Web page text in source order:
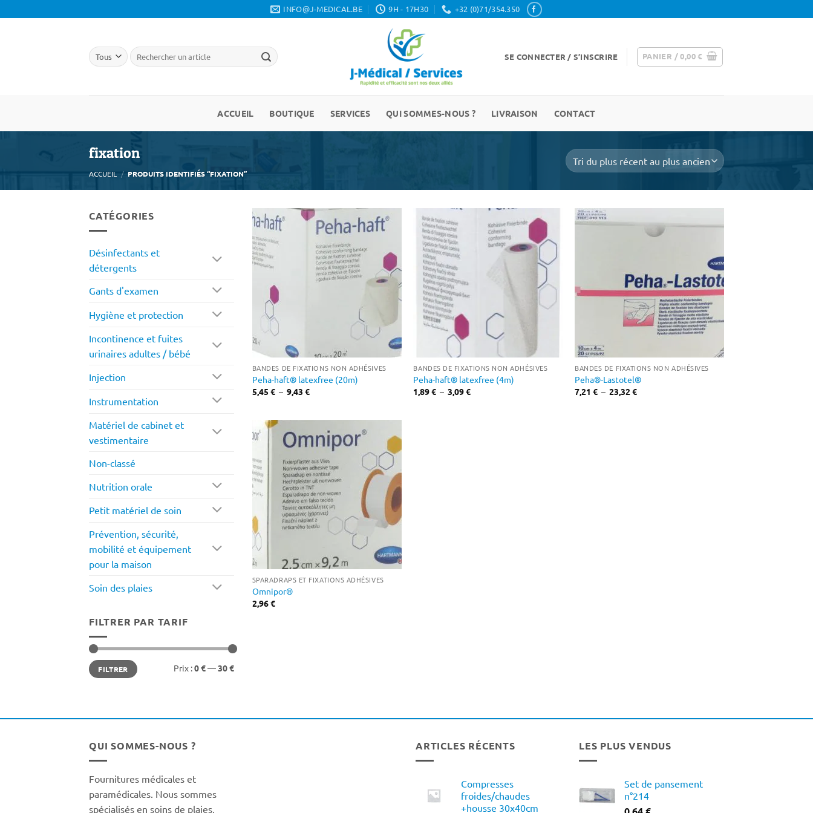
au
INFO@J-MEDICAL.BE 9H - 17H30 +32 (0)71/354.350
SE CONNECTER / S’INSCRIRE PANIER /0,00€
ACCUEIL BOUTIQUE SERVICES QUI SOMMES-NOUS ? LIVRAISON CONTACT
fixation
ACCUEIL / PRODUITS IDENTIFIÉS “FIXATION”
CATÉGORIES
Désinfectants et
détergents
Gants d'examen
Hygiène et protection
Incontinence et fuites
urinaires adultes / bébé
Injection
Instrumentation
Matériel de cabinet et
vestimentaire
Non-classé
Nutrition orale
Petit matériel de soin
Prévention, sécurité,
mobilité et équipement
pour la maison
Soin des plaies
FILTRER PAR TARIF
Prix
min
Prix
maxFILTRER Prix :0 €—30 €
BANDES DE FIXATIONS NON ADHÉSIVES
Peha-haft® latexfree (20m)
5,45 € – 9,43 €Plage
9,43 €
BANDES DE FIXATIONS NON ADHÉSIVES
Peha-haft® latexfree (4m)
1,89€ – 3,09€Plage
BANDES DE FIXATIONS NON ADHÉSIVES
Peha®-Lastotel®
7,21€ – 23,32€Plage
SPARADRAPS ET FIXATIONS ADHÉSIVES
Omnipor®
2,96€
QUI SOMMES-NOUS ?
Fournitures médicales et
paramédicales. Nous sommes
spécialisés en soins de plaies,
ARTICLES RÉCENTS
Compresses
froides/chaudes
+housse 30x40cm
LES PLUS VENDUS
Set de pansement
n°214